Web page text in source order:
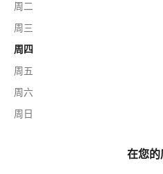
周二
周三
周四
周五
周六
周日
在您的